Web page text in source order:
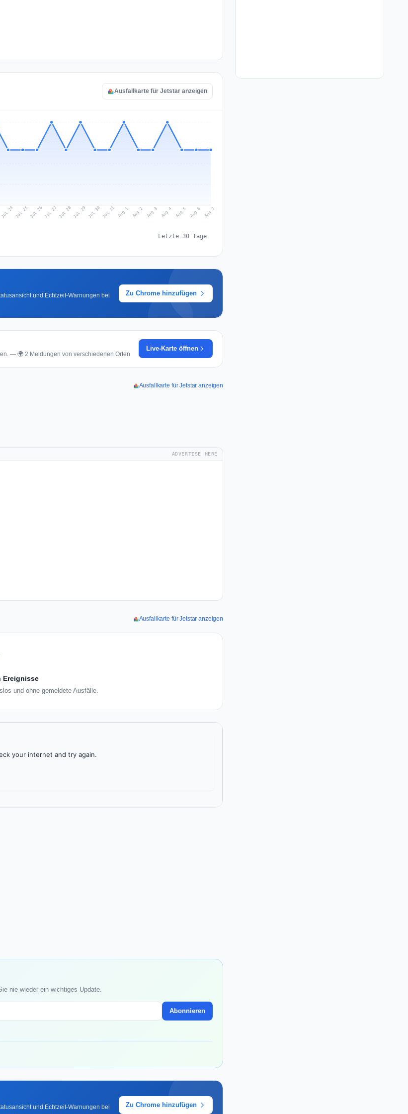
Ausfallkarte für Jetstar anzeigen
Jul 24 Jul 25 Jul 26Jul 27 Jul 28Jul 29 Jul 30 Jul 31 Aug 1 Aug 2 Aug 3 Aug 4 Aug 5 Aug 6 Aug 7
Letzte 30 Tage
und Echtzeit-Warnungen bei
Zu Chrome hinzufügen
— 🌍 2 Meldungen von verschiedenen Orten
Live-Karte öffnen
Ausfallkarte für Jetstar anzeigen
ADVERTISE HERE
Ausfallkarte für Jetstar anzeigen
Ereignisse
und ohne gemeldete Ausfälle.
your internet and try again.
nie wieder ein wichtiges Update.
Abonnieren
und Echtzeit-Warnungen bei
Zu Chrome hinzufügen